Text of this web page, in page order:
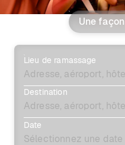
Une façon
Lieu de ramassage
Destination
Date